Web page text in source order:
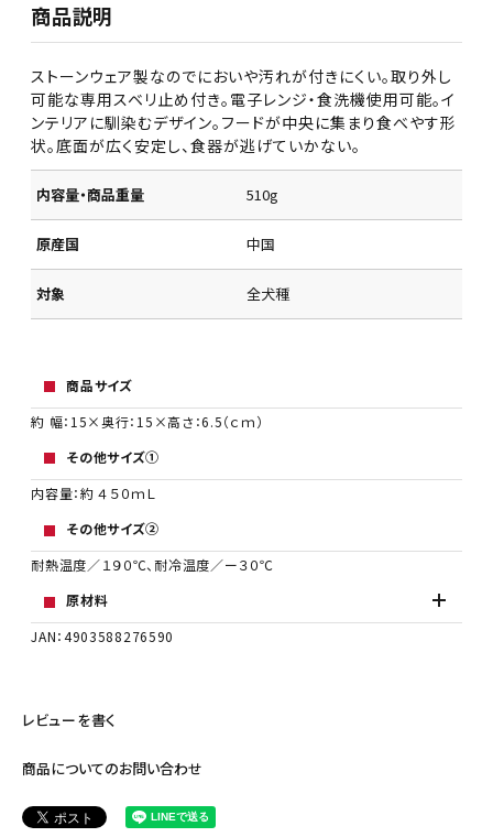
商品説明
ストーンウェア製なのでにおいや汚れが付きにくい。取り外し
可能な専用スベリ止め付き。電子レンジ・食洗機使用可能。イ
ンテリアに馴染むデザイン。フードが中央に集まり食べやす形
状。底面が広く安定し、食器が逃げていかない。
内容量・商品重量 510g
原産国 中国
対象 全犬種
商品サイズ
約 幅：15×奥行：15×高さ：6.5（ｃｍ）
その他サイズ①
内容量：約 ４５０ｍＬ
その他サイズ②
耐熱温度／１９０℃、耐冷温度／ー３０℃
原材料
JAN：4903588276590
レビューを書く
商品についてのお問い合わせ